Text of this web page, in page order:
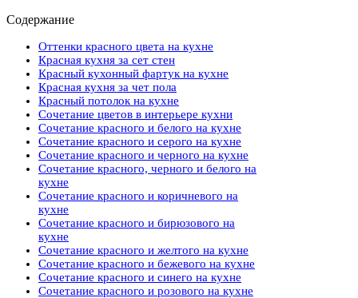
Содержание
Оттенки красного цвета на кухне
Красная кухня за сет стен
Красный кухонный фартук на кухне
Красная кухня за чет пола
Красный потолок на кухне
Сочетание цветов в интерьере кухни
Сочетание красного и белого на кухне
Сочетание красного и серого на кухне
Сочетание красного и черного на кухне
Сочетание красного, черного и белого на
кухне
Сочетание красного и коричневого на
кухне
Сочетание красного и бирюзового на
кухне
Сочетание красного и желтого на кухне
Сочетание красного и бежевого на кухне
Сочетание красного и синего на кухне
Сочетание красного и розового на кухне